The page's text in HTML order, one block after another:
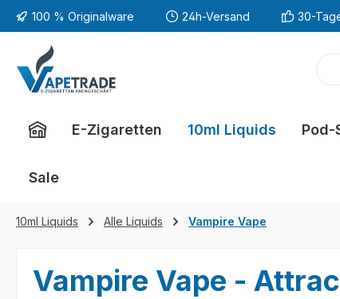
Hauptinhalt springen
Zur Suche springen
Zur Hauptnavigation springen
100 % Originalware 24h-Versand 30-
E-Zigaretten 10ml Liquids Pod-
Sale
10ml Liquids Alle Liquids Vampire Vape
Vampire Vape -